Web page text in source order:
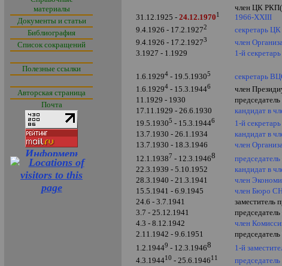
материалы
Документы и статьи
Библиография
Список сокращений
Полезные ссылки
Авторская страница
Почта
31.12.1925 - 24.12.19701
член ЦК
1966-XXIII
9.4.1926 - 17.2.19272
секретарь
9.4.1926 - 17.2.19273
член
3.1927 - 1.1929
1-й
1.6.19294 - 19.5.19305
секретарь
1.6.19294 - 15.3.19446
член
11.1929 - 1930
17.11.1929 - 26.6.1930
кандидат в
19.5.19305 - 15.3.19446
1-й
13.7.1930 - 26.1.1934
кандидат в
13.7.1930 - 18.3.1946
член
12.1.19387 - 12.3.19468
22.3.1939 - 5.10.1952
кандидат в
28.3.1940 - 21.3.1941
член
15.5.1941 - 6.9.1945
член Бюро
24.6 - 3.7.1941
заместитель
3.7 - 25.12.1941
4.3 - 8.12.1942
член
2.11.1942 - 9.6.1951
1.2.19449 - 12.3.19468
1-й
4.3.194410 - 25.6.194611